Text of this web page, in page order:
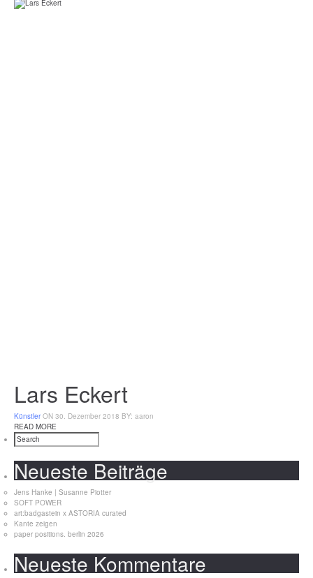
Lars Eckert
Künstler ON 30. Dezember 2018 BY: aaron
READ MORE
Neueste Beiträge
Jens Hanke | Susanne Piotter
SOFT POWER
art:badgastein x ASTORIA curated
Kante zeigen
paper positions. berlin 2026
Neueste Kommentare